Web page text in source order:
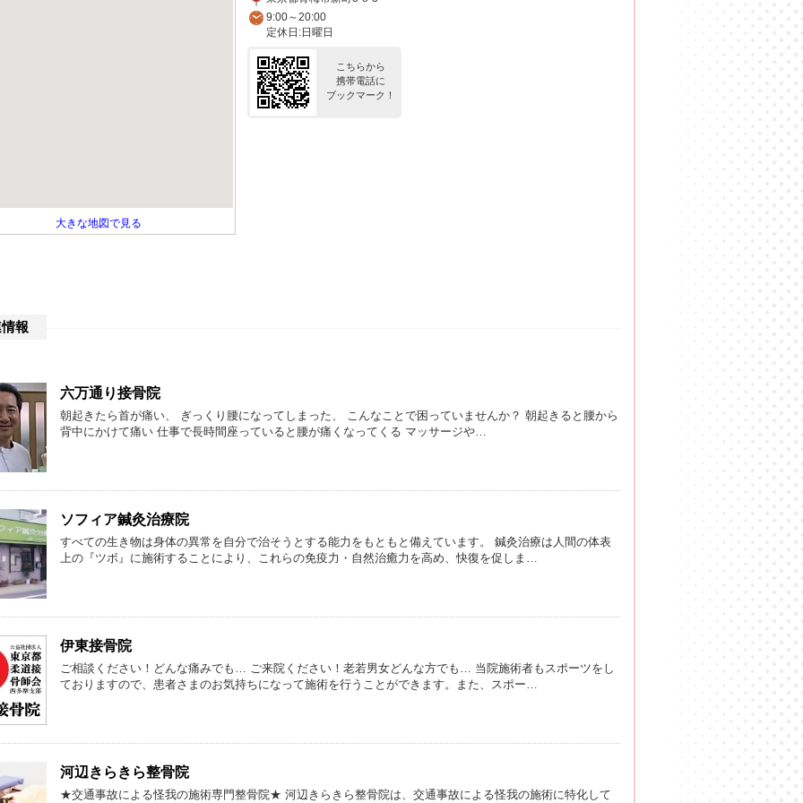
大きな地図で見る
9:00～20:00
定休日:日曜日
こちらから
携帯電話に
ブックマーク！
報
六万通り接骨院
朝起きたら首が痛い、 ぎっくり腰になってしまった、 こんなことで困っていませんか？ 朝起きると腰から
背中にかけて痛い 仕事で長時間座っていると腰が痛くなってくる マッサージや…
ソフィア鍼灸治療院
すべての生き物は身体の異常を自分で治そうとする能力をもともと備えています。 鍼灸治療は人間の体表
上の『ツボ』に施術することにより、これらの免疫力・自然治癒力を高め、快復を促しま…
伊東接骨院
ご相談ください！どんな痛みでも… ご来院ください！老若男女どんな方でも… 当院施術者もスポーツをし
ておりますので、患者さまのお気持ちになって施術を行うことができます。また、スポー…
河辺きらきら整骨院
★交通事故による怪我の施術専門整骨院★ 河辺きらきら整骨院は、交通事故による怪我の施術に特化して